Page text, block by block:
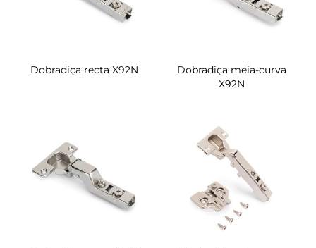
Dobradiça recta X92N
Dobradiça meia-curva
X92N